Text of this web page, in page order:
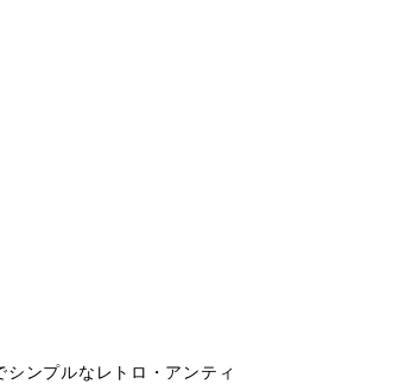
ンプルなレトロ・アンティ